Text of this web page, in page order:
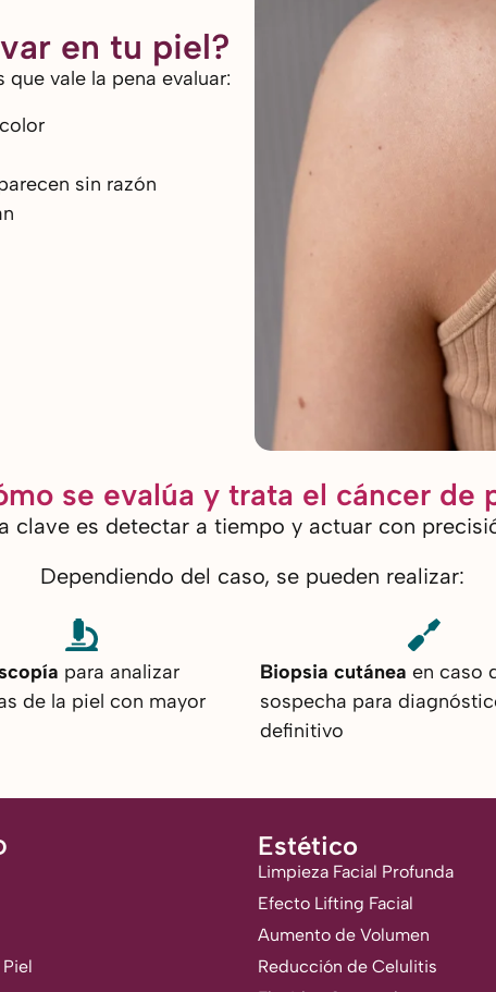
en tu piel?
vale la pena evaluar:
sin razón
se evalúa y trata el cáncer de
clave es detectar a tiempo y actuar con
Dependiendo del caso, se pueden realizar:
para analizar
de la piel con mayor
Biopsia cutánea en caso
sospecha para
definitivo
Estético
Limpieza Facial Profunda
Efecto Lifting Facial
Aumento de Volumen
Reducción de Celulitis